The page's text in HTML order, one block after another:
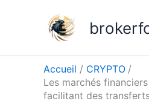
Accueil
CRYPTO
Les marchés
facilitant des